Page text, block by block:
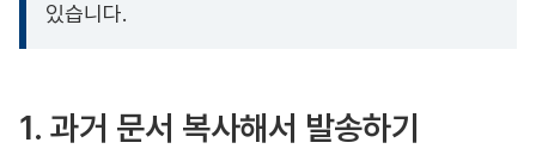
있습니다.
1. 과거 문서 복사해서 발송하기